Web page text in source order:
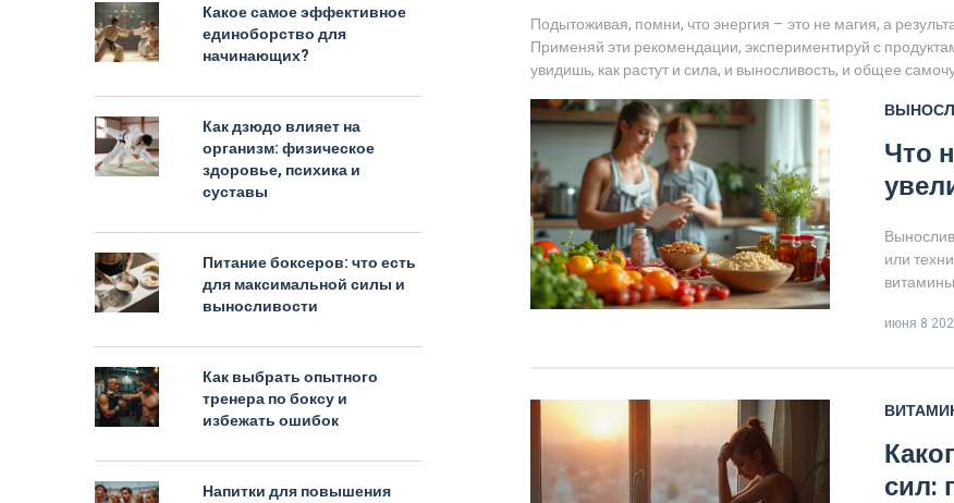
Подытоживая, помни, что энергия – это не магия, а
Применяй эти рекомендации, экспериментируй с
увидишь, как растут и сила, и выносливость, и общее
Что
или
решения
июня 8
сил:
Какое самое эффективное
единоборство для
начинающих?
Как дзюдо влияет на
организм: физическое
здоровье, психика и
суставы
Питание боксеров: что есть
для максимальной силы и
выносливости
Как выбрать опытного
тренера по боксу и
избежать ошибок
Напитки для повышения